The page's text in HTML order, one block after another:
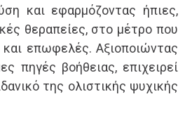
και εφαρμόζοντας ήπιες,
θεραπείες, στο μέτρο που
και επωφελές. Αξιοποιώντας
πηγές βοήθειας, επιχειρεί
της ολιστικής ψυχικής